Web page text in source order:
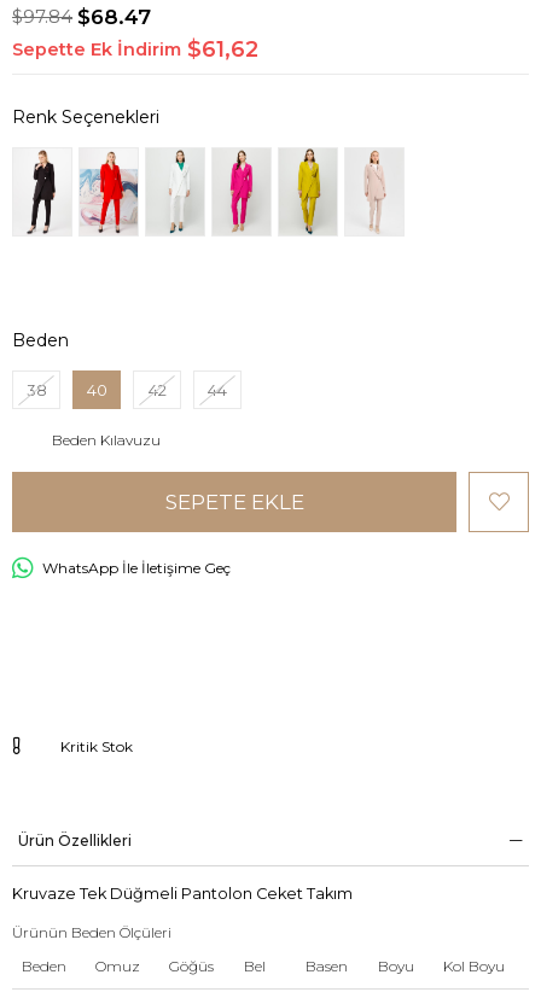
$97.84 $68.47
Sepette Ek İndirim $61,62
Beden
38 40 42 44
Beden Kılavuzu
WhatsApp İle İletişime Geç
Kritik Stok
Ürün Özellikleri
Kruvaze Tek Düğmeli Pantolon Ceket Takım
Ürünün Beden Ölçüleri
Beden
Omuz Göğüs Bel Basen Boyu Kol Boyu